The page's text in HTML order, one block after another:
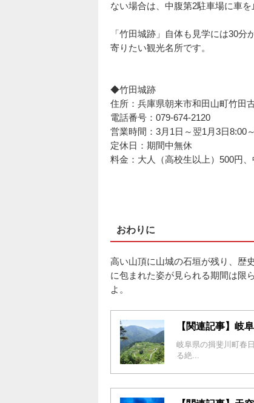
ない場合は、中腹第2駐車場に車を
「竹田城跡」自体も見学には30
寄りたい観光名所です。
◆竹田城跡
住所：兵庫県朝来市和田山町竹田
電話番号：079-674-2120
営業時間：3月1日～翌1月3日8:00
定休日：期間中無休
料金：大人（高校生以上）500円
おわりに
高い山頂に山城の石垣が残り、歴
に包まれた姿が見られる期間は限
よ。
【関連記事】岐
岐阜県の揖斐川町春
る絶...